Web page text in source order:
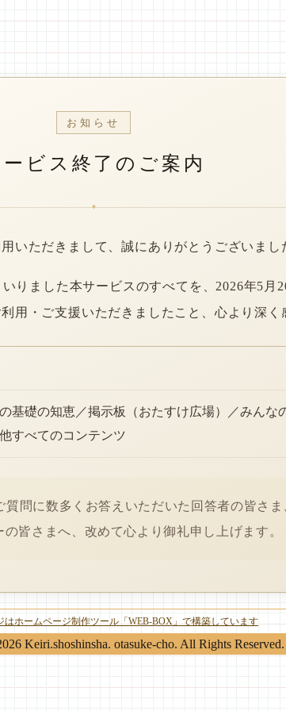
お知らせ
ビス終了のご案内
*
いただきまして、誠にありがとうございまし
りました本サービスのすべてを、2026年5月
用・ご支援いただきましたこと、心より深く
基礎の知恵／掲示板（おたすけ広場）／みんな
すべてのコンテンツ
問に数多くお答えいただいた回答者の皆さ
皆さまへ、改めて心より御礼申し上げます。
はホームページ制作ツール「WEB-BOX」で構築しています
Keiri.shoshinsha. otasuke-cho. All Rights Reserved.